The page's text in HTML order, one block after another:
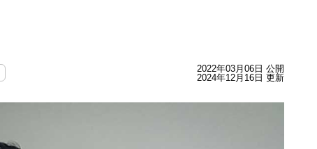
2022年03月06日 公開
2024年12月16日 更新